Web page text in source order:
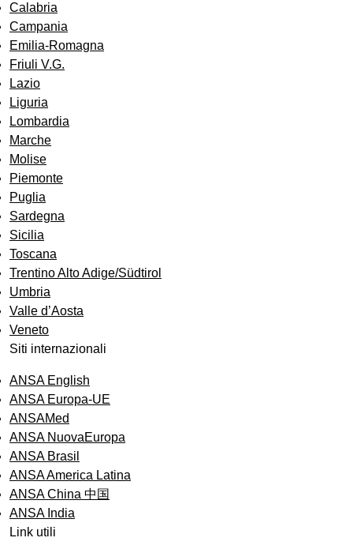
Calabria
Campania
Emilia-Romagna
Friuli V.G.
Lazio
Liguria
Lombardia
Marche
Molise
Piemonte
Puglia
Sardegna
Sicilia
Toscana
Trentino Alto Adige/Südtirol
Umbria
Valle d’Aosta
Veneto
Siti internazionali
ANSA English
ANSA Europa-UE
ANSAMed
ANSA NuovaEuropa
ANSA Brasil
ANSA America Latina
ANSA China 中国
ANSA India
Link utili